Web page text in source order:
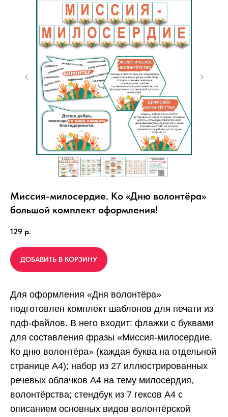
Миссия-милосердие. Ко «Дню волонтёра»
большой комплект оформления!
129 р.
ДОБАВИТЬ В КОРЗИНУ
Для оформления «Дня волонтёра»
подготовлен комплект шаблонов для печати из
пдф-файлов. В него входит: флажки с буквами
для составления фразы «Миссия-милосердие.
Ко дню волонтёра» (каждая буква на отдельной
странице А4); набор из 27 иллюстрированных
речевых облачков А4 на тему милосердия,
волонтёрства; стендбук из 7 гексов А4 с
описанием основных видов волонтёрской